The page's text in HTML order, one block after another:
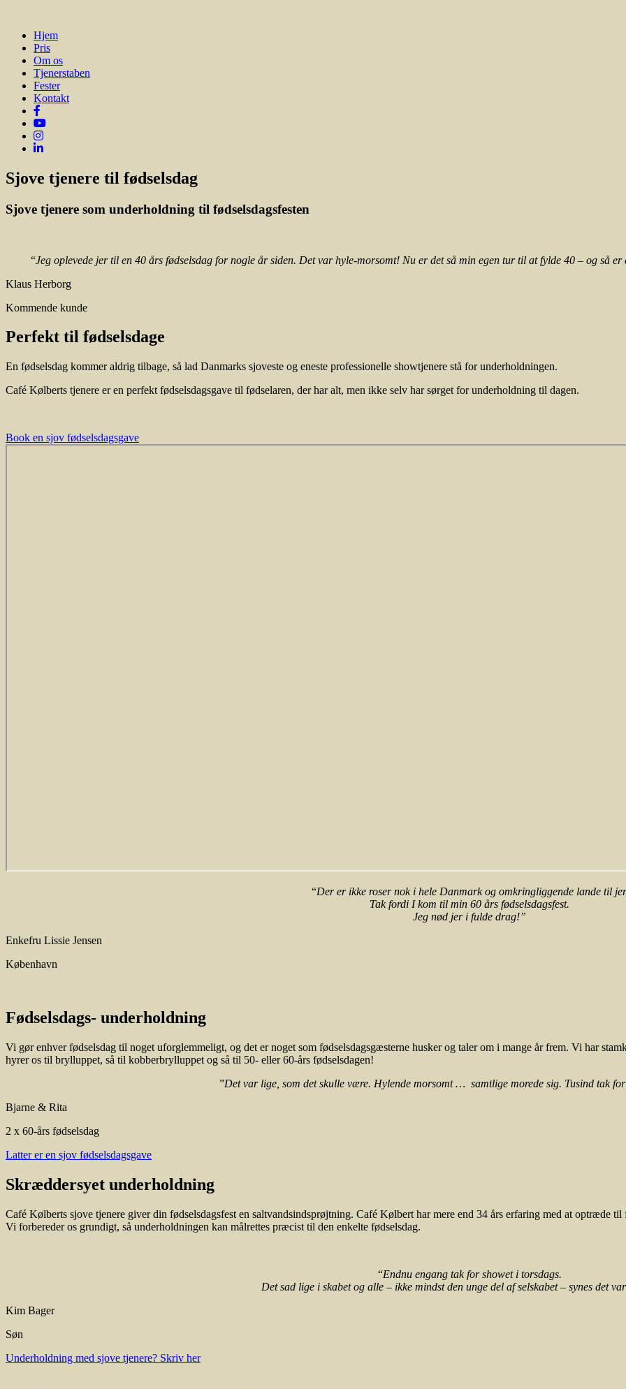
Hjem
Pris
Om os
Tjenerstaben
Fester
Kontakt
Sjove tjenere til fødselsdag
Sjove tjenere som underholdning til fødselsdagsfesten
“Jeg oplevede jer til en 40 års fødselsdag for nogle år siden. Det var hyle-morsomt! Nu er det så min egen tur til at fylde 40 – og så
Klaus Herborg
Kommende kunde
Perfekt til fødselsdage
En fødselsdag kommer aldrig tilbage, så lad Danmarks sjoveste og eneste professionelle showtjenere stå for underholdningen.
Café Kølberts tjenere er en perfekt fødselsdagsgave til fødselaren, der har alt, men ikke selv har sørget for underholdning til dagen.
Book en sjov fødselsdagsgave
“Der er ikke roser nok i hele Danmark og omkringliggende lande til
Tak fordi I kom til min 60 års fødselsdagsfest.
Jeg nød jer i fulde drag!”
Enkefru Lissie Jensen
København
Fødselsdags- underholdning
Vi gør enhver fødselsdag til noget uforglemmeligt, og det er noget som fødselsdagsgæsterne husker og taler om i mange år frem. Vi har
hyrer os til brylluppet, så til kobberbrylluppet og så til 50- eller 60-års fødselsdagen!
”Det var lige, som det skulle være. Hylende morsomt … samtlige morede sig. Tusind tak
Bjarne & Rita
2 x 60-års fødselsdag
Latter er en sjov fødselsdagsgave
Skræddersyet underholdning
Café Kølberts sjove tjenere giver din fødselsdagsfest en saltvandsindsprøjtning. Café Kølbert har mere end 34 års erfaring med at optræde til
Vi forbereder os grundigt, så underholdningen kan målrettes præcist til den enkelte fødselsdag.
“Endnu engang tak for showet i torsdags.
Det sad lige i skabet og alle – ikke mindst den unge del af selskabet – synes det
Kim Bager
Søn
Underholdning med sjove tjenere? Skriv her